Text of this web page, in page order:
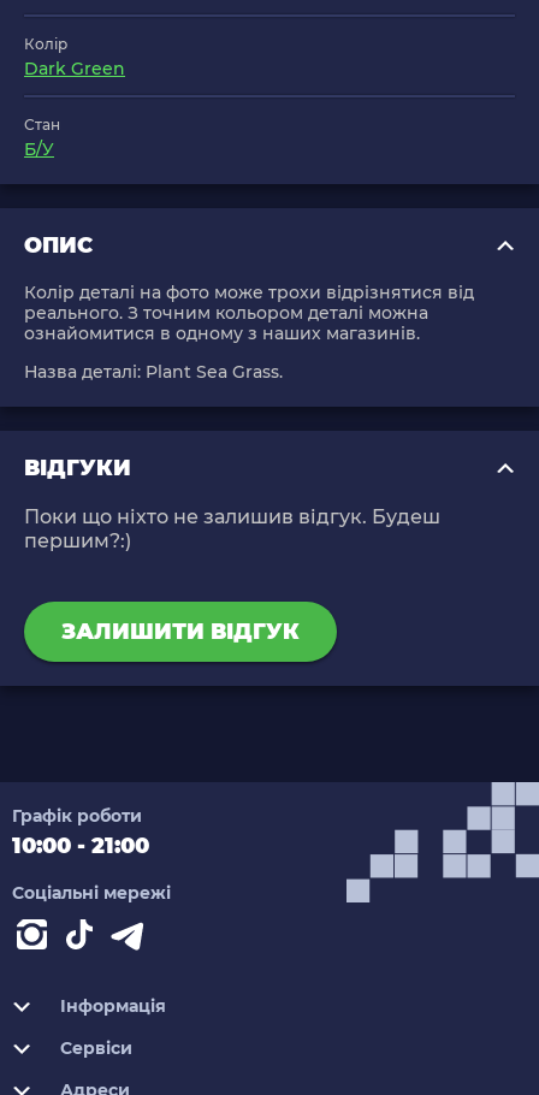
Колір
Dark Green
Стан
Б/У
ОПИС
Колір деталі на фото може трохи відрізнятися від
реального. З точним кольором деталі можна
ознайомитися в одному з наших магазинів.
Назва деталі: Plant Sea Grass.
ВІДГУКИ
Поки що ніхто не залишив відгук. Будеш
першим?:)
ЗАЛИШИТИ ВІДГУК
Графік роботи
10:00 - 21:00
Соціальні мережі
Інформація
Сервіси
Адреси